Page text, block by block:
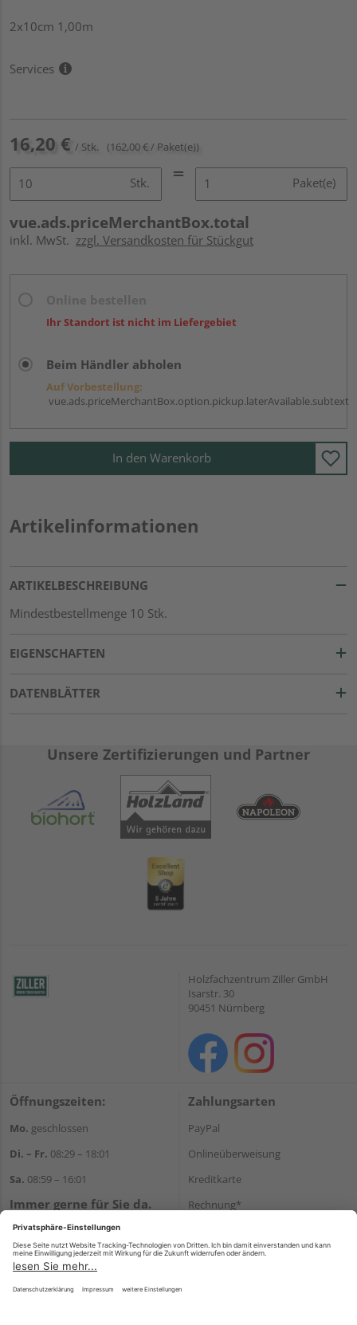
2x10cm 1,00m
Services
16,20 € / Stk. (162,00 € / Paket(e))
Stk. Paket(e)
vue.ads.priceMerchantBox.total
inkl. MwSt. zzgl. Versandkosten für Stückgut
Ihr Standort ist nicht im Liefergebiet
Beim Händler abholen
Auf Vorbestellung:
vue.ads.priceMerchantBox.option.pickup.laterAvailable.subtext
In den Warenkorb
Artikelinformationen
ARTIKELBESCHREIBUNG
Mindestbestellmenge 10 Stk.
EIGENSCHAFTEN
DATENBLÄTTER
Unsere Zertifizierungen und Partner
Holzfachzentrum Ziller GmbH
Isarstr. 30
90451 Nürnberg
Öffnungszeiten:
Mo. geschlossen
Di. – Fr. 08:29 – 18:01
Sa. 08:59 – 16:01
Immer gerne für Sie da.
E-Mail:kontakt@holzziller.de
Zahlungsarten
PayPal
Onlineüberweisung
Kreditkarte
Rechnung*
Versand